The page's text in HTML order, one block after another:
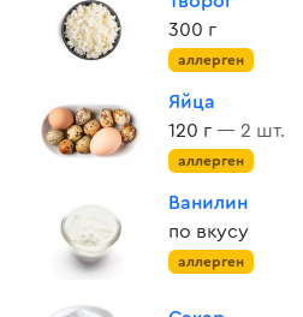
300 г
аллерген
Яйца
120 г — 2 шт.
аллерген
Ванилин
по вкусу
аллерген